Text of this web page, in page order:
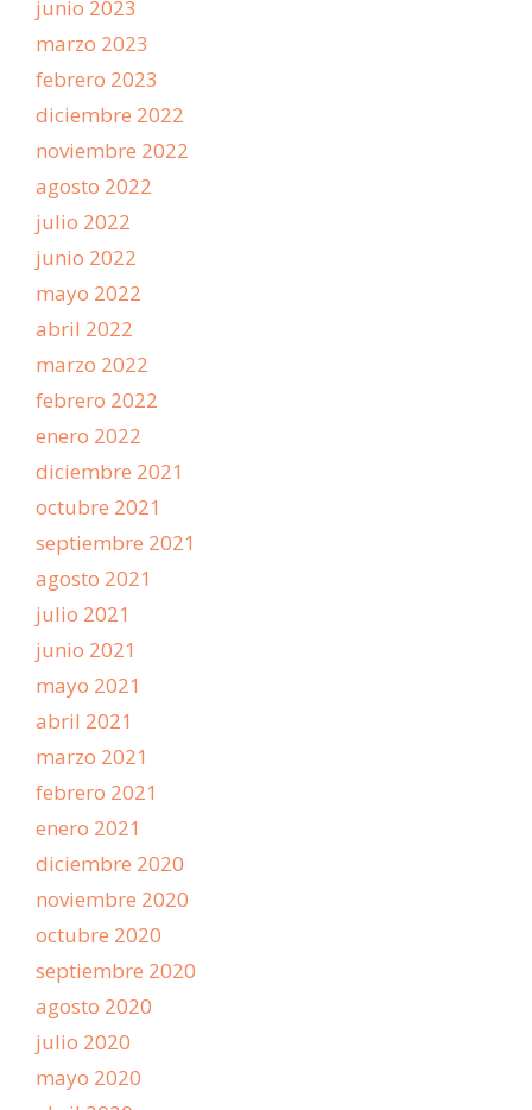
junio 2023
marzo 2023
febrero 2023
diciembre 2022
noviembre 2022
agosto 2022
julio 2022
junio 2022
mayo 2022
abril 2022
marzo 2022
febrero 2022
enero 2022
diciembre 2021
octubre 2021
septiembre 2021
agosto 2021
julio 2021
junio 2021
mayo 2021
abril 2021
marzo 2021
febrero 2021
enero 2021
diciembre 2020
noviembre 2020
octubre 2020
septiembre 2020
agosto 2020
julio 2020
mayo 2020